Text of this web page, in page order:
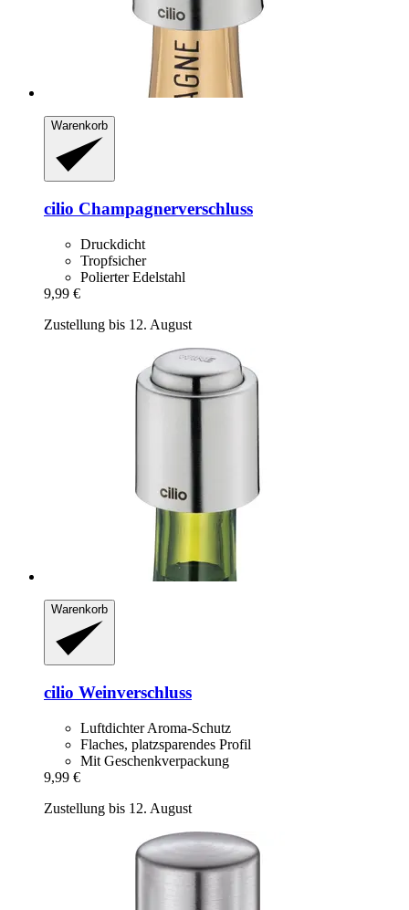
Warenkorb
cilio Champagnerverschluss
Druckdicht
Tropfsicher
Polierter Edelstahl
9,99 €
Zustellung bis 12. August
Warenkorb
cilio Weinverschluss
Luftdichter Aroma-Schutz
Flaches, platzsparendes Profil
Mit Geschenkverpackung
9,99 €
Zustellung bis 12. August